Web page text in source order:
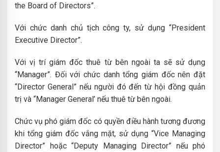
the Board of Directors”.
Với chức danh chủ tịch công ty, sử dụng “President
Executive Director”.
Với vị trí giám đốc thuê từ bên ngoài ta sẽ sử dụng
“Manager”. Đối với chức danh tổng giám đốc nên đặt
“Director General” nếu người đó đến từ hội đồng quản
trị và “Manager General’ nếu thuê từ bên ngoài.
Chức vụ phó giám đốc có quyền điều hành tương đương
khi tổng giám đốc vắng mặt, sử dụng “Vice Managing
Director” hoặc “Deputy Managing Director” nếu phó